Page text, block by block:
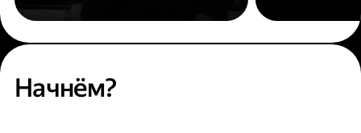
Начнём?